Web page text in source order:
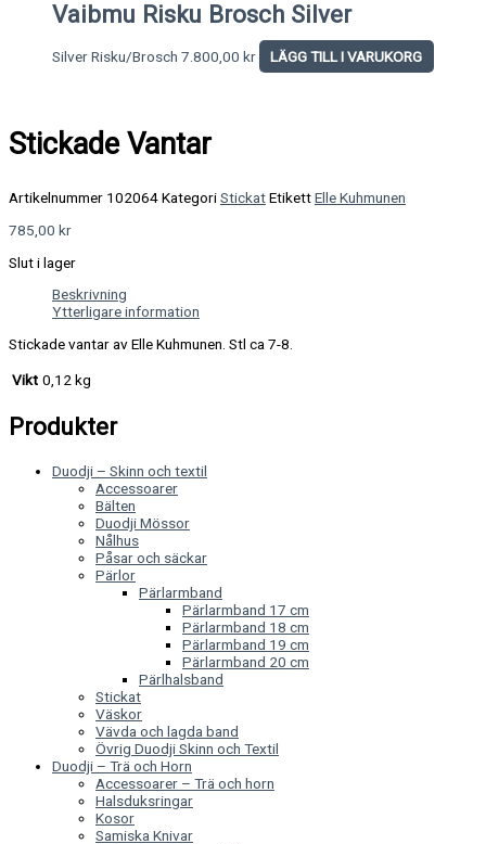
Vaibmu Risku Brosch Silver
Silver Risku/Brosch 7.800,00 kr LÄGG TILL I VARUKORG
Stickade Vantar
Artikelnummer 102064KategoriStickatEtikettElle Kuhmunen
785,00 kr
Slut i lager
Beskrivning
Ytterligare information
Stickade vantar av Elle Kuhmunen. Stl ca 7-8.
Vikt 0,12 kg
Produkter
Duodji – Skinn och textil
Accessoarer
Bälten
Duodji Mössor
Nålhus
Påsar och säckar
Pärlor
Pärlarmband
Pärlarmband 17 cm
Pärlarmband 18 cm
Pärlarmband 19 cm
Pärlarmband 20 cm
Pärlhalsband
Stickat
Väskor
Vävda och lagda band
Övrig Duodji Skinn och Textil
Duodji – Trä och Horn
Accessoarer – Trä och horn
Halsduksringar
Kosor
Samiska Knivar